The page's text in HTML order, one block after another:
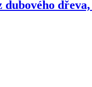
dubového dřeva,